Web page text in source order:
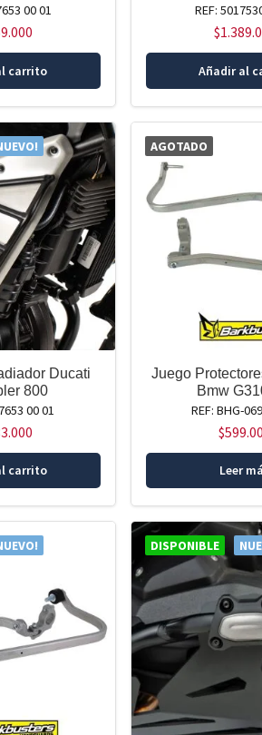
00 01
carrito
REF:
$
Añadir al
Ducati
800
00 01
carrito
AGOTADO
Juego
Bmw
REF: BHG-
$
Leer
DISPONIBLE